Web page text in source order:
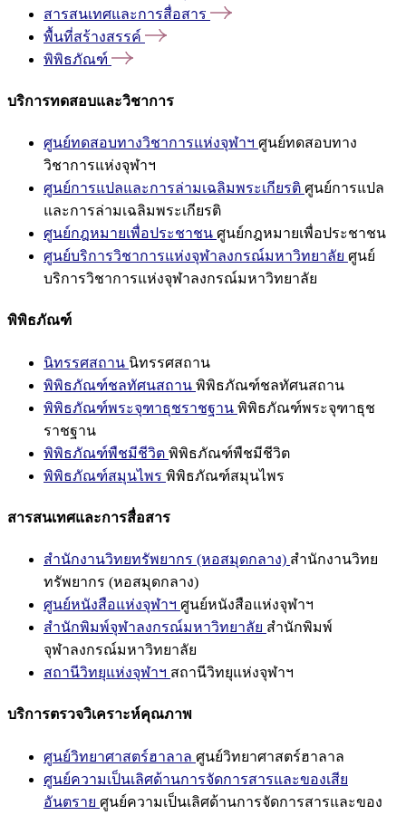
สารสนเทศและการสื่อสาร
พื้นที่สร้างสรรค์
พิพิธภัณฑ์
บริการทดสอบและวิชาการ
ศูนย์ทดสอบทางวิชาการแห่งจุฬาฯ ศูนย์ทดสอบทาง
วิชาการแห่งจุฬาฯ
ศูนย์การแปลและการล่ามเฉลิมพระเกียรติ ศูนย์การแปล
และการล่ามเฉลิมพระเกียรติ
ศูนย์กฎหมายเพื่อประชาชน ศูนย์กฎหมายเพื่อประชาชน
ศูนย์บริการวิชาการแห่งจุฬาลงกรณ์มหาวิทยาลัย ศูนย์
บริการวิชาการแห่งจุฬาลงกรณ์มหาวิทยาลัย
พิพิธภัณฑ์
นิทรรศสถาน นิทรรศสถาน
พิพิธภัณฑ์ชลทัศนสถาน พิพิธภัณฑ์ชลทัศนสถาน
พิพิธภัณฑ์พระจุฑาธุชราชฐาน พิพิธภัณฑ์พระจุฑาธุช
ราชฐาน
พิพิธภัณฑ์พืชมีชีวิต พิพิธภัณฑ์พืชมีชีวิต
พิพิธภัณฑ์สมุนไพร พิพิธภัณฑ์สมุนไพร
สารสนเทศและการสื่อสาร
สำนักงานวิทยทรัพยากร (หอสมุดกลาง) สำนักงานวิทย
ทรัพยากร (หอสมุดกลาง)
ศูนย์หนังสือแห่งจุฬาฯ ศูนย์หนังสือแห่งจุฬาฯ
สำนักพิมพ์จุฬาลงกรณ์มหาวิทยาลัย สำนักพิมพ์
จุฬาลงกรณ์มหาวิทยาลัย
สถานีวิทยุแห่งจุฬาฯ สถานีวิทยุแห่งจุฬาฯ
บริการตรวจวิเคราะห์คุณภาพ
ศูนย์วิทยาศาสตร์ฮาลาล ศูนย์วิทยาศาสตร์ฮาลาล
ศูนย์ความเป็นเลิศด้านการจัดการสารและของเสีย
อันตราย ศูนย์ความเป็นเลิศด้านการจัดการสารและของ